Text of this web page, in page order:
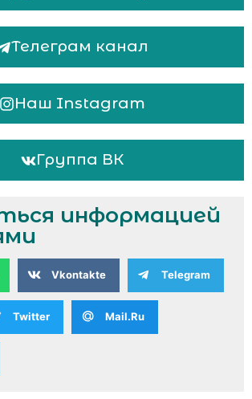
Телеграм канал
Наш Instagram
Группа ВК
информацией
Vkontakte Telegram
Twitter Mail.Ru